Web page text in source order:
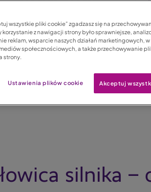
silnika –
wszystkie pliki cookie” zgadzasz się na
korzystanie z nawigacji strony było sprawniejsze,
reklam, wsparcie naszych działań marketingowych,
społecznościowych, a także przechowywanie
strony.
Ustawienia plików cookie Akceptuj